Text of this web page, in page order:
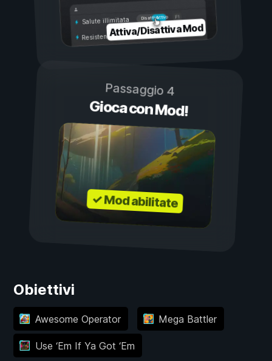
Attivo
Disattivo
Salute illimitata
Resistenza illimitata
Attiva/Disattiva Mod
Passaggio 4
Gioca con Mod!
✓ Mod abilitate
Obiettivi
Awesome Operator Mega Battler
Use ‘Em If Ya Got ‘Em